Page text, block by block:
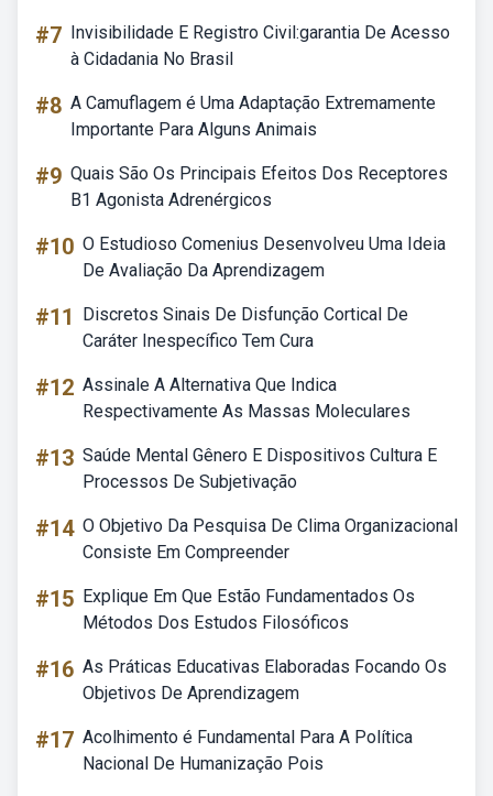
#7 Invisibilidade E Registro Civil:garantia De Acesso
à Cidadania No Brasil
#8 A Camuflagem é Uma Adaptação Extremamente
Importante Para Alguns Animais
#9 Quais São Os Principais Efeitos Dos Receptores
B1 Agonista Adrenérgicos
#10 O Estudioso Comenius Desenvolveu Uma Ideia
De Avaliação Da Aprendizagem
#11
Discretos Sinais De Disfunção Cortical De
Caráter Inespecífico Tem Cura
#12 Assinale A Alternativa Que Indica
Respectivamente As Massas Moleculares
#13 Saúde Mental Gênero E Dispositivos Cultura E
Processos De Subjetivação
#14 O Objetivo Da Pesquisa De Clima Organizacional
Consiste Em Compreender
#15 Explique Em Que Estão Fundamentados Os
Métodos Dos Estudos Filosóficos
#16 As Práticas Educativas Elaboradas Focando Os
Objetivos De Aprendizagem
#17 Acolhimento é Fundamental Para A Política
Nacional De Humanização Pois